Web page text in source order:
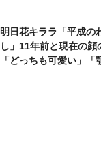
明日花キララ「平成の
し」11年前と現在の顔
「どっちも可愛い」